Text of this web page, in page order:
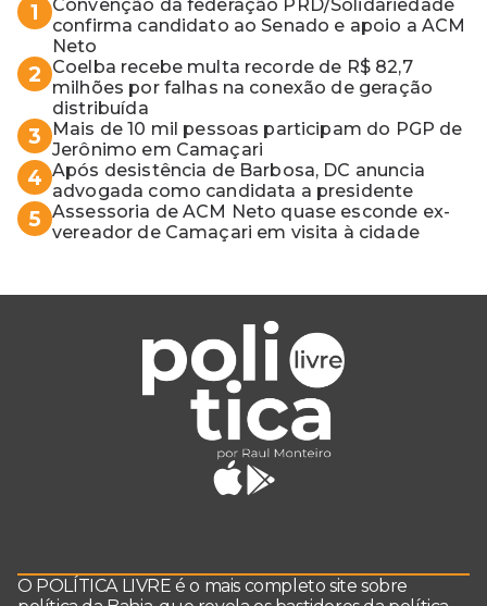
1
Convenção da federação PRD/Solidariedade
confirma candidato ao Senado e apoio a ACM
Neto
2
Coelba recebe multa recorde de R$ 82,7
milhões por falhas na conexão de geração
distribuída
3
Mais de 10 mil pessoas participam do PGP de
Jerônimo em Camaçari
4 Após desistência de Barbosa, DC anuncia
advogada como candidata a presidente
5 Assessoria de ACM Neto quase esconde ex-
vereador de Camaçari em visita à cidade
O POLÍTICA LIVRE é o mais completo site sobre